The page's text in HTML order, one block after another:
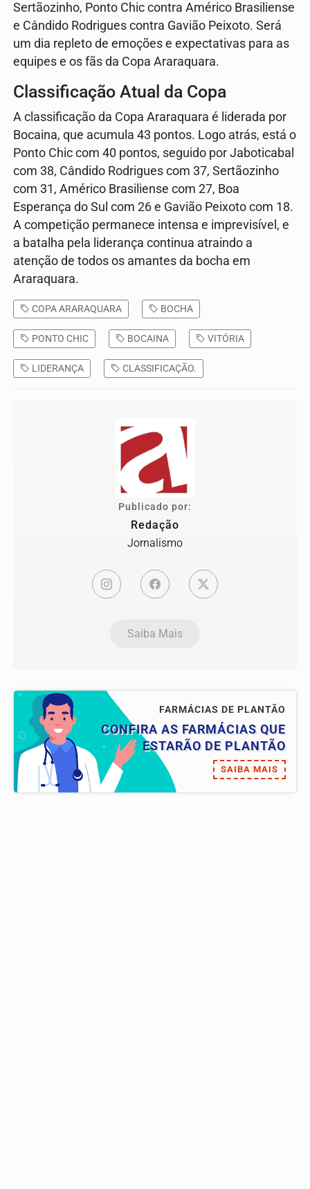
Sertãozinho, Ponto Chic contra Américo Brasiliense
e Cândido Rodrigues contra Gavião Peixoto. Será
um dia repleto de emoções e expectativas para as
equipes e os fãs da Copa Araraquara.
Classificação Atual da Copa
A classificação da Copa Araraquara é liderada por
Bocaina, que acumula 43 pontos. Logo atrás, está o
Ponto Chic com 40 pontos, seguido por Jaboticabal
com 38, Cândido Rodrigues com 37, Sertãozinho
com 31, Américo Brasiliense com 27, Boa
Esperança do Sul com 26 e Gavião Peixoto com 18.
A competição permanece intensa e imprevisível, e
a batalha pela liderança continua atraindo a
atenção de todos os amantes da bocha em
Araraquara.
COPA ARARAQUARA BOCHA
PONTO CHIC BOCAINA VITÓRIA
LIDERANÇA CLASSIFICAÇÃO.
Publicado por:
Redação
Jornalismo
Saiba Mais
FARMÁCIAS DE PLANTÃO
CONFIRA AS FARMÁCIAS QUE
ESTARÃO DE PLANTÃO
SAIBA MAIS